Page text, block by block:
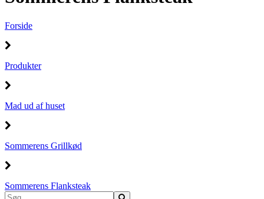
Forside
Produkter
Mad ud af huset
Sommerens Grillkød
Sommerens Flanksteak